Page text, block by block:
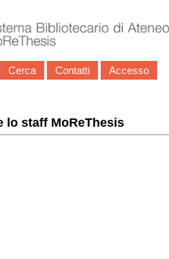
Cerca Contatti Accesso
lo staff MoReThesis